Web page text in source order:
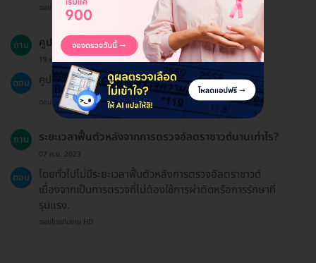
ตอบโดยทีมงาน HD
ถาม คูปองมีอายุการใช้งานนานเท่าไร?
19 ธ.ค. 2024
ตอบ คูปองมีอายุ 60 วันนับตั้งแต่วันที่ซื้อ.
ตอบโดยทีมงาน HD
ถาม ระยะเวลาฟื้นตัวหลังจากการตรวจอัลตราซาวด์นานเท่าไร?
07 ก.ย. 2023
ตอบ
โดยทั่วไปไม่มีระยะเวลาฟื้นตัวหลังการตรวจอัลตราซาวด์
เนื่องจากเป็นการตรวจที่ไม่ต้องใช้การผ่าตัดหรือการรักษาที่
รุนแรง.
ตอบโดยทีมงาน HD